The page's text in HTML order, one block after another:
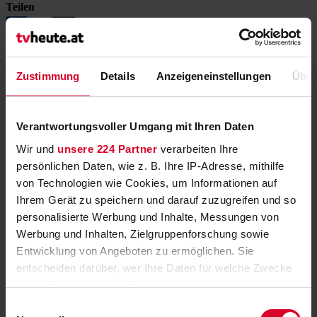
Zustimmung Details Anzeigeneinstellungen
Verantwortungsvoller Umgang mit Ihren Daten
Wir und unsere 224 Partner verarbeiten Ihre
persönlichen Daten, wie z. B. Ihre IP-Adresse, mithilfe
von Technologien wie Cookies, um Informationen auf
Ihrem Gerät zu speichern und darauf zuzugreifen und so
personalisierte Werbung und Inhalte, Messungen von
Werbung und Inhalten, Zielgruppenforschung sowie
Entwicklung von Angeboten zu ermöglichen. Sie
entscheiden darüber, wer Ihre Daten für welche Zwecke
nutzt. Sie können Ihre Einwilligung jederzeit über die
Teilen
Die Toten von Salzburg: "Mord in bester
Die neue Folge 24h vorab auf ORF ON streamen
Trumps USA: Schwerpunkt im ORF-
Fernsehen
WELTjournal“, „ZIB Magazin Spezial“ und Doku-Premiere»
ORF „Dancing Stars“: Promis im Last-
Minute-Lampenfieber